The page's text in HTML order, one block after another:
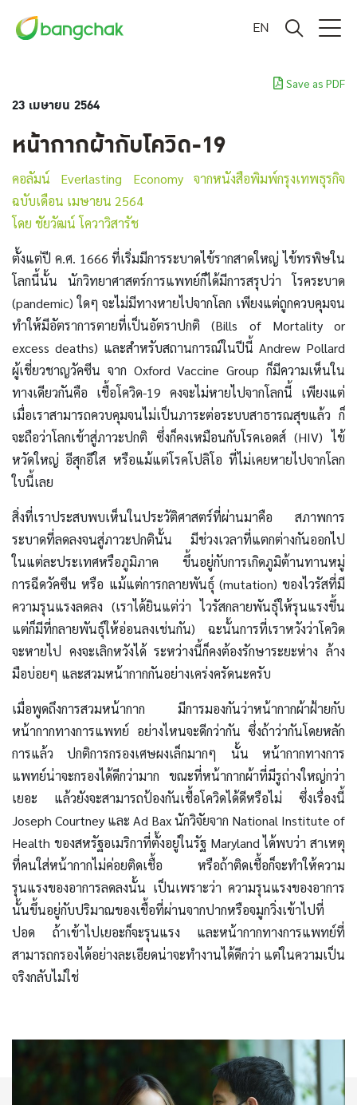
EN
Save as PDF
23 เมษายน 2564
หน้ากากผ้ากับโควิด-19
คอลัมน์ Everlasting Economy จากหนังสือพิมพ์กรุงเทพธุรกิจ
ฉบับเดือน เมษายน 2564
โดย ชัยวัฒน์ โควาวิสารัช
ตั้งแต่ปี ค.ศ. 1666 ที่เริ่มมีการระบาดไข้รากสาดใหญ่ ไข้ทรพิษใน
โลกนี้นั้น นักวิทยาศาสตร์การแพทย์ก็ได้มีการสรุปว่า โรคระบาด
(pandemic) ใดๆ จะไม่มีทางหายไปจากโลก เพียงแต่ถูกควบคุมจน
ทำให้มีอัตราการตายที่เป็นอัตราปกติ (Bills of Mortality or
excess deaths) และสำหรับสถานการณ์ในปีนี้ Andrew Pollard
ผู้เชี่ยวชาญวัคซีน จาก Oxford Vaccine Group ก็มีความเห็นใน
ทางเดียวกันคือ เชื้อโควิด-19 คงจะไม่หายไปจากโลกนี้ เพียงแต่
เมื่อเราสามารถควบคุมจนไม่เป็นภาระต่อระบบสาธารณสุขแล้ว ก็
จะถือว่าโลกเข้าสู่ภาวะปกติ ซึ่งก็คงเหมือนกับโรคเอดส์ (HIV) ไข้
หวัดใหญ่ อีสุกอีใส หรือแม้แต่โรคโปลิโอ ที่ไม่เคยหายไปจากโลก
ใบนี้เลย
สิ่งที่เราประสบพบเห็นในประวัติศาสตร์ที่ผ่านมาคือ สภาพการ
ระบาดที่ลดลงจนสู่ภาวะปกตินั้น มีช่วงเวลาที่แตกต่างกันออกไป
ในแต่ละประเทศหรือภูมิภาค ขึ้นอยู่กับการเกิดภูมิต้านทานหมู่
การฉีดวัคซีน หรือ แม้แต่การกลายพันธุ์ (mutation) ของไวรัสที่มี
ความรุนแรงลดลง (เราได้ยินแต่ว่า ไวรัสกลายพันธุ์ให้รุนแรงขึ้น
แต่ก็มีที่กลายพันธุ์ให้อ่อนลงเช่นกัน) ฉะนั้นการที่เราหวังว่าโควิด
จะหายไป คงจะเลิกหวังได้ ระหว่างนี้ก็คงต้องรักษาระยะห่าง ล้าง
มือบ่อยๆ และสวมหน้ากากกันอย่างเคร่งครัดนะครับ
เมื่อพูดถึงการสวมหน้ากาก มีการมองกันว่าหน้ากากผ้าฝ้ายกับ
หน้ากากทางการแพทย์ อย่างไหนจะดีกว่ากัน ซึ่งถ้าว่ากันโดยหลัก
การแล้ว ปกติการกรองเศษผงเล็กมากๆ นั้น หน้ากากทางการ
แพทย์น่าจะกรองได้ดีกว่ามาก ขณะที่หน้ากากผ้าที่มีรูถ่างใหญ่กว่า
เยอะ แล้วยังจะสามารถป้องกันเชื้อโควิดได้ดีหรือไม่ ซึ่งเรื่องนี้
Joseph Courtney และ Ad Bax นักวิจัยจาก National Institute of
Health ของสหรัฐอเมริกาที่ตั้งอยู่ในรัฐ Maryland ได้พบว่า สาเหตุ
ที่คนใส่หน้ากากไม่ค่อยติดเชื้อ หรือถ้าติดเชื้อก็จะทำให้ความ
รุนแรงของอาการลดลงนั้น เป็นเพราะว่า ความรุนแรงของอาการ
นั้นขึ้นอยู่กับปริมาณของเชื้อที่ผ่านจากปากหรือจมูกวิ่งเข้าไปที่
ปอด ถ้าเข้าไปเยอะก็จะรุนแรง และหน้ากากทางการแพทย์ที่
สามารถกรองได้อย่างละเอียดน่าจะทำงานได้ดีกว่า แต่ในความเป็น
จริงกลับไม่ใช่